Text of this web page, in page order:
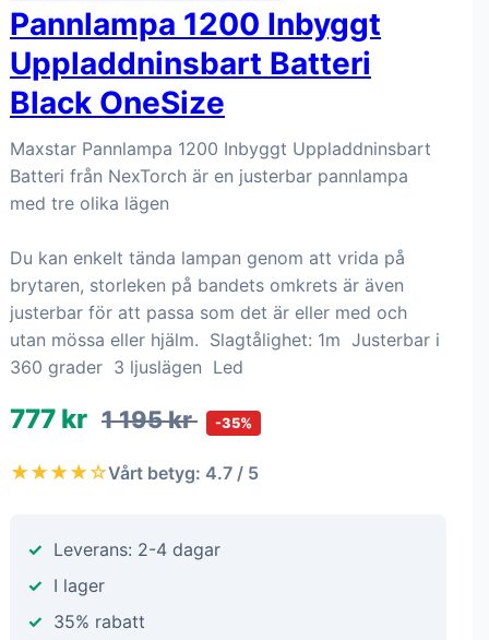
Pannlampa 1200 Inbyggt
Uppladdninsbart Batteri
Black OneSize
Maxstar Pannlampa 1200 Inbyggt Uppladdninsbart
Batteri från NexTorch är en justerbar pannlampa
med tre olika lägen
Du kan enkelt tända lampan genom att vrida på
brytaren, storleken på bandets omkrets är även
justerbar för att passa som det är eller med och
utan mössa eller hjälm. Slagtålighet: 1m Justerbar i
360 grader 3 ljuslägen Led
777 kr 1 195 kr -35%
★★★★☆Vårt betyg: 4.7 / 5
Leverans: 2-4 dagar
I lager
35% rabatt